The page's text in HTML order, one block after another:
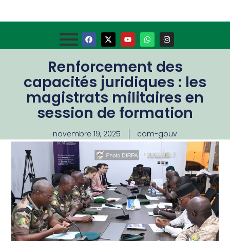
Renforcement des
capacités juridiques : les
magistrats militaires en
session de formation
novembre 19, 2025 com-gouv